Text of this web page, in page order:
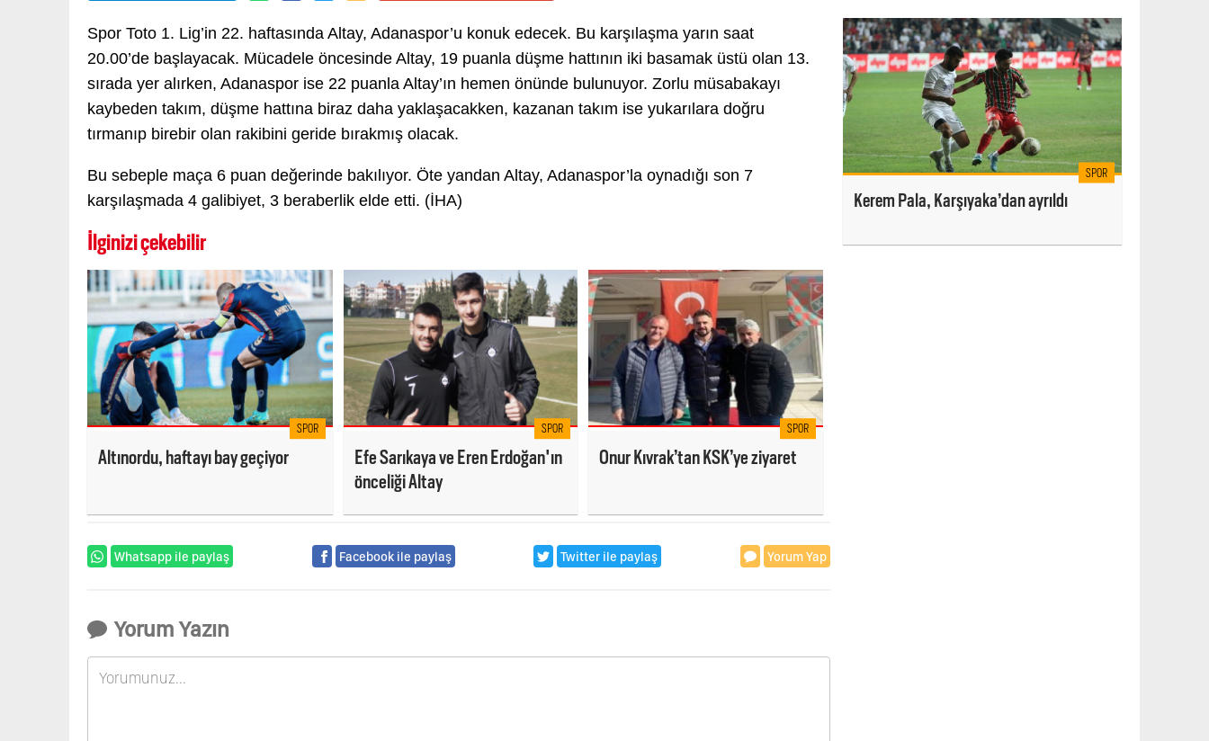
Spor Toto 1. Lig’in 22. haftasında Altay, Adanaspor’u konuk edecek. Bu karşılaşma yarın saat
20.00’de başlayacak. Mücadele öncesinde Altay, 19 puanla düşme hattının iki basamak üstü olan 13.
sırada yer alırken, Adanaspor ise 22 puanla Altay’ın hemen önünde bulunuyor. Zorlu müsabakayı
kaybeden takım, düşme hattına biraz daha yaklaşacakken, kazanan takım ise yukarılara doğru
tırmanıp birebir olan rakibini geride bırakmış olacak.
Bu sebeple maça 6 puan değerinde bakılıyor. Öte yandan Altay, Adanaspor’la oynadığı son 7
karşılaşmada 4 galibiyet, 3 beraberlik elde etti. (İHA)
İlginizi çekebilir
SPOR
Altınordu, haftayı bay geçiyor
SPOR
Efe Sarıkaya ve Eren Erdoğan'ın
önceliği Altay
SPOR
Onur Kıvrak’tan KSK’ye ziyaret
Whatsapp ile paylaş Facebook ile paylaş Twitter ile paylaş Yorum Yap
Yorum Yazın
SPOR
Kerem Pala, Karşıyaka’dan ayrıldı